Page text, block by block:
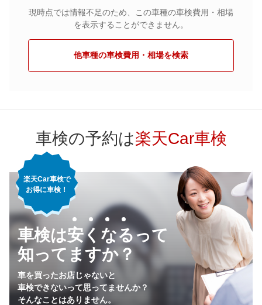
現時点では情報不足のため、この車種の車検費用・相場
を表示することができません。
他車種の車検費用・相場を検索
車検の予約は楽天Car車検
楽天Car車検で
お得に車検！
車検は安くなるって
知ってますか？
車を買ったお店じゃないと
車検できないって思ってませんか？
そんなことはありません。